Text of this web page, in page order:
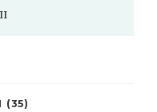
(35)